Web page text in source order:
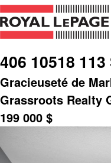
406 10518
Gracieuseté de
Grassroots Realty
199 000 $